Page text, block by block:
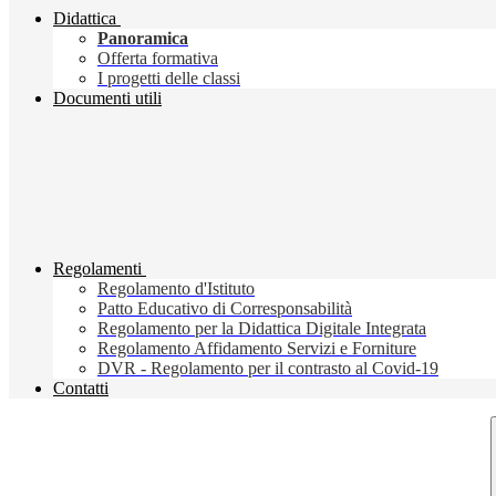
Didattica
Panoramica
Offerta formativa
I progetti delle classi
Documenti utili
Regolamenti
Regolamento d'Istituto
Patto Educativo di Corresponsabilità
Regolamento per la Didattica Digitale Integrata
Regolamento Affidamento Servizi e Forniture
DVR - Regolamento per il contrasto al Covid-19
Contatti